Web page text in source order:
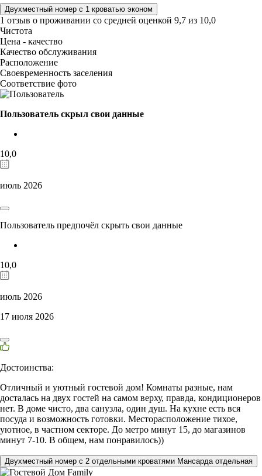
Двухместный номер с 1 кроватью эконом
1 отзыв о проживании со средней оценкой 9,7 из 10,0
Чистота
Цена - качество
Качество обслуживания
Расположение
Своевременность заселения
Соответствие фото
Пользователь скрыл свои данные
10,0
июль 2026
Пользователь предпочёл скрыть свои данные
10,0
июль 2026
17 июля 2026
Достоинства:
Отличный и уютный гостевой дом! Комнаты разные, нам
досталась на двух гостей на самом верху, правда, кондиционеров
нет. В доме чисто, два санузла, один душ. На кухне есть вся
посуда и возможность готовки. Месторасположение тихое,
уютное, в частном секторе. До метро минут 15, до магазинов
минут 7-10. В общем, нам понравилось))
Двухместный номер с 2 отдельными кроватями Мансарда отдельная